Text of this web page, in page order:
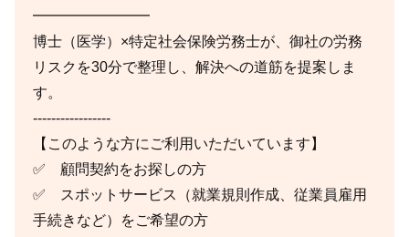
━━━━━━━━
博士（医学）×特定社会保険労務士が、御社の労務
リスクを30分で整理し、解決への道筋を提案しま
す。
-----------------
【このような方にご利用いただいています】
✅ 顧問契約をお探しの方
✅ スポットサービス（就業規則作成、従業員雇用
手続きなど）をご希望の方